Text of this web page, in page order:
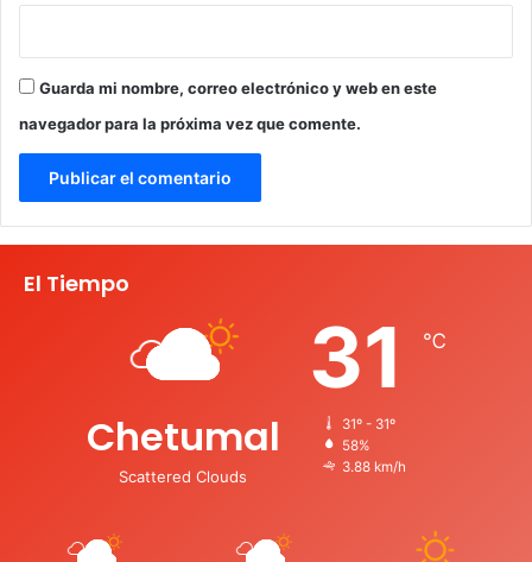
Guarda mi nombre, correo electrónico y web en este
navegador para la próxima vez que comente.
El Tiempo
Chetumal
Scattered Clouds
31 ℃
31º - 31º
58%
3.88 km/h